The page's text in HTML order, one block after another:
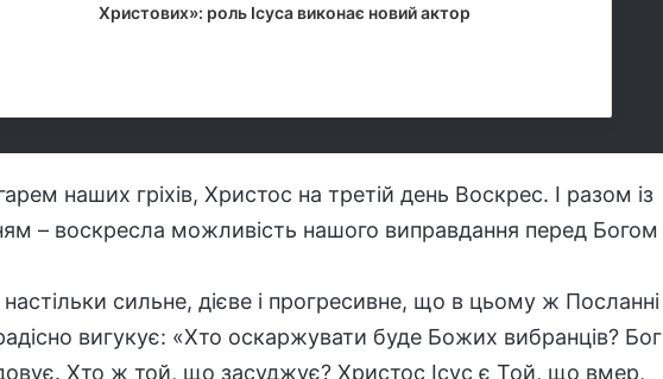
Христових»: роль Ісуса виконає новий актор
наших гріхів, Христос на третій день Воскрес. І разом із
– воскресла можливість нашого виправдання перед Богом
сильне, дієве і прогресивне, що в цьому ж Посланні
вигукує: «Хто оскаржувати буде Божих вибранців? Бог
Хто ж той, що засуджує? Христос Ісус є Той, що вмер,